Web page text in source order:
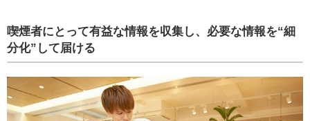
喫煙者にとって有益な情報を収集し、必要な情報を“細
分化”して届ける